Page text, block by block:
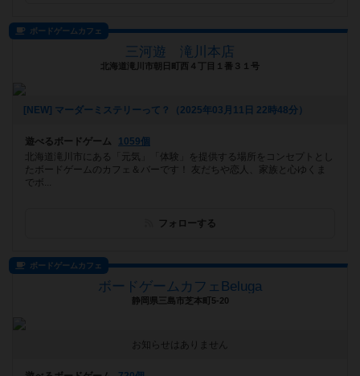
ボードゲームカフェ
三河遊 滝川本店
北海道滝川市朝日町西４丁目１番３１号
[NEW] マーダーミステリーって？（2025年03月11日 22時48分）
遊べるボードゲーム
1059個
北海道滝川市にある「元気」「体験」を提供する場所をコンセプトとし
たボードゲームのカフェ＆バーです！ 友だちや恋人、家族と心ゆくま
でボ...
フォローする
ボードゲームカフェ
ボードゲームカフェBeluga
静岡県三島市芝本町5-20
お知らせはありません